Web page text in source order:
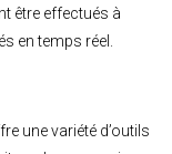
être effectués à
en temps réel.
une variété d’outils